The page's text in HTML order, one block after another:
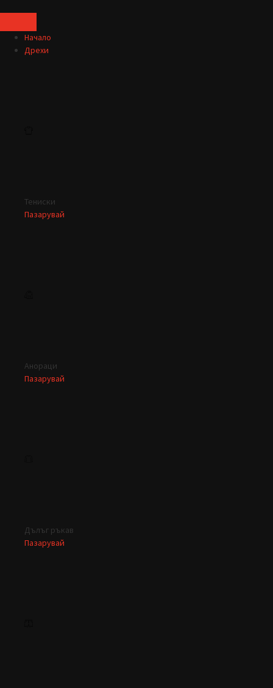
Начало
Дрехи
Тениски
Пазарувай
Анораци
Пазарувай
Дълъг ръкав
Пазарувай